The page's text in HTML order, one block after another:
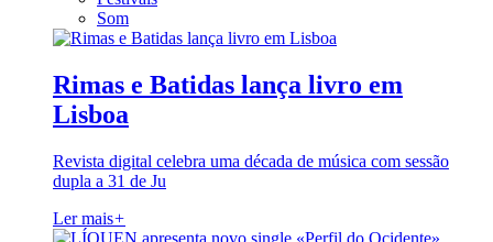
Som
Rimas e Batidas lança livro em
Lisboa
Revista digital celebra uma década de música com sessão
dupla a 31 de Ju
Ler mais+